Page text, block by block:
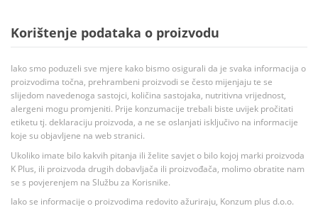
Korištenje podataka o proizvodu
Iako smo poduzeli sve mjere kako bismo osigurali da je svaka informacija o
proizvodima točna, prehrambeni proizvodi se često mijenjaju te se
slijedom navedenoga sastojci, količina sastojaka, nutritivna vrijednost,
alergeni mogu promjeniti. Prije konzumacije trebali biste uvijek pročitati
etiketu tj. deklaraciju proizvoda, a ne se oslanjati isključivo na informacije
koje su objavljene na web stranici.
Ukoliko imate bilo kakvih pitanja ili želite savjet o bilo kojoj marki proizvoda
K Plus, ili proizvoda drugih dobavljača ili proizvođača, molimo obratite nam
se s povjerenjem na Službu za Korisnike.
Iako se informacije o proizvodima redovito ažuriraju, Konzum plus d.o.o.